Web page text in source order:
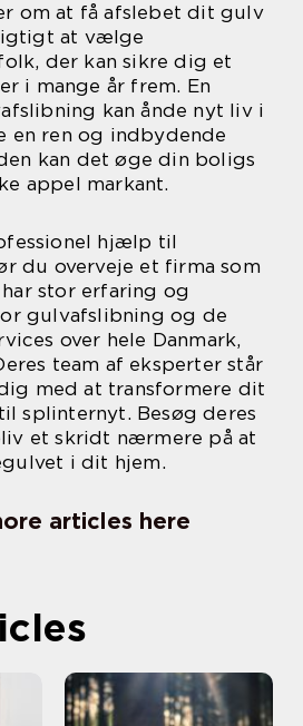
om at få afslebet dit gulv
at vælge
der kan sikre dig et
i mange år frem. En
kan ånde nyt liv i
en ren og indbydende
kan det øge din boligs
appel markant.
hjælp til
du overveje et firma som
stor erfaring og
gulvafslibning og de
over hele Danmark,
team af eksperter står
med at transformere dit
splinternyt. Besøg deres
et skridt nærmere på at
i dit hjem.
articles here